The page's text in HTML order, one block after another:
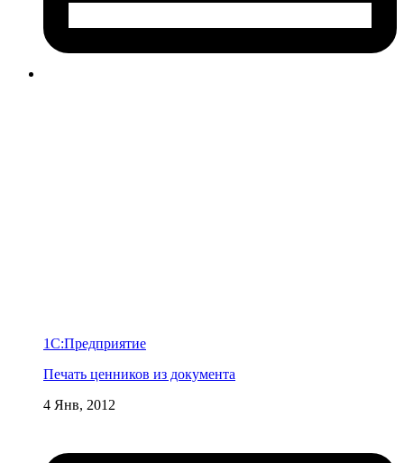
1С:Предприятие
Печать ценников из документа
4 Янв, 2012